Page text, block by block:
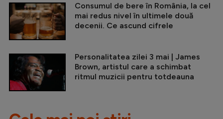
Consumul de bere în România, la cel
mai redus nivel în ultimele două
decenii. Ce ascund cifrele
Personalitatea zilei 3 mai | James
Brown, artistul care a schimbat
ritmul muzicii pentru totdeauna